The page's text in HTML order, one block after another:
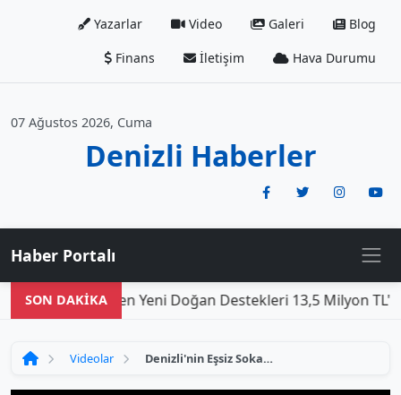
Yazarlar Video Galeri
Blog
Finans
İletişim Hava Durumu
07 Ağustos 2026, Cuma
Denizli Haberler
Haber Portalı
SON DAKİKA
Videolar Denizli'nin Eşsiz Sokak Lezzetleri: Mutlaka Denemelisiniz!